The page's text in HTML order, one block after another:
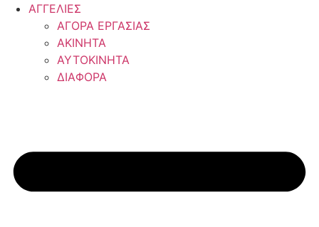
ΑΓΓΕΛΙΕΣ
ΑΓΟΡΑ ΕΡΓΑΣΙΑΣ
ΑΚΙΝΗΤΑ
ΑΥΤΟΚΙΝΗΤΑ
ΔΙΑΦΟΡΑ